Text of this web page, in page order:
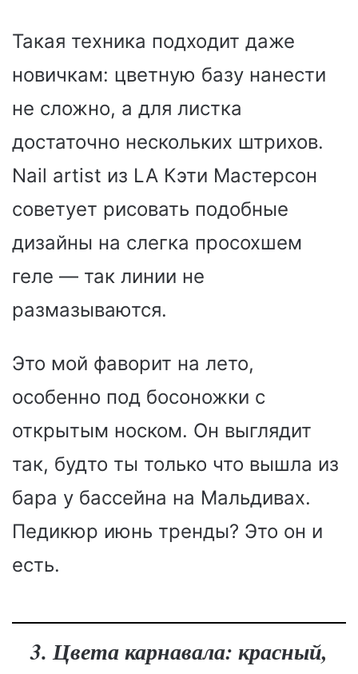
Такая техника подходит даже
новичкам: цветную базу нанести
не сложно, а для листка
достаточно нескольких штрихов.
Nail artist из LA Кэти Мастерсон
советует рисовать подобные
дизайны на слегка просохшем
геле — так линии не
размазываются.
Это мой фаворит на лето,
особенно под босоножки с
открытым носком. Он выглядит
так, будто ты только что вышла из
бара у бассейна на Мальдивах.
Педикюр июнь тренды? Это он и
есть.
3. Цвета карнавала: красный,